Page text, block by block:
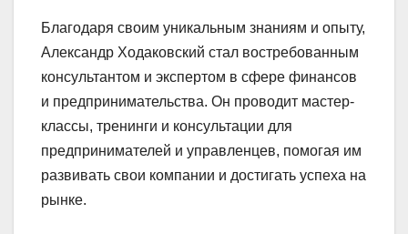
Благодаря своим уникальным знаниям и опыту,
Александр Ходаковский стал востребованным
консультантом и экспертом в сфере финансов
и предпринимательства. Он проводит мастер-
классы, тренинги и консультации для
предпринимателей и управленцев, помогая им
развивать свои компании и достигать успеха на
рынке.